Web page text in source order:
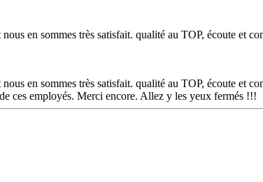
en sommes très satisfait. qualité au TOP, écoute et
en sommes très satisfait. qualité au TOP, écoute et
ces employés. Merci encore. Allez y les yeux fermés !!!